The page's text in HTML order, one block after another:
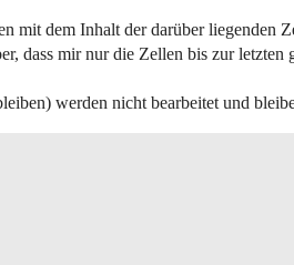
mit dem Inhalt der darüber liegenden
dass mir nur die Zellen bis zur letzten
werden nicht bearbeitet und